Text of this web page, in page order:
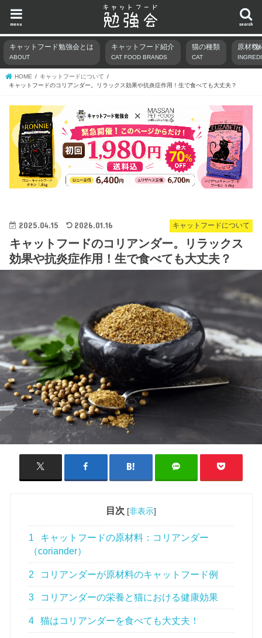
search
menu
キャットフード勉強会とは
ABOUT
キャットフード紹介
CAT FOOD BRANDS
猫の種類
CAT
原材料
HOME
キャットフードについて
キャットフードのコリアンダー。リラックス効果や抗炎症作用！生で食べても大丈夫？
キャットフードについて
2025.04.15 2026.01.16
キャットフードのコリアンダー。リラックス
効果や抗炎症作用！生で食べても大丈夫？
目次 [非表示]
1
キャットフードの原材料：コリアンダー
（coriander）
2 コリアンダーが原材料のキャットフード例
3 コリアンダーの栄養と猫における健康効果
4 猫はコリアンダーを食べても大丈夫！